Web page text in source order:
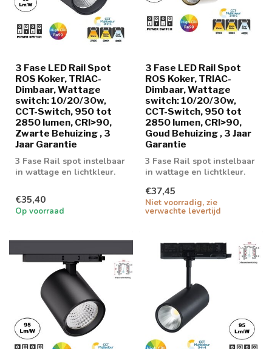
3 Fase LED Rail Spot
ROS Koker, TRIAC-
Dimbaar, Wattage
switch: 10/20/30w,
CCT-Switch, 950 tot
2850 lumen, CRI>90,
Zwarte Behuizing , 3
Jaar Garantie
3 Fase Rail spot instelbaar
in wattage en lichtkleur.
€35,40
Op voorraad
3 Fase LED Rail Spot
ROS Koker, TRIAC-
Dimbaar, Wattage
switch: 10/20/30w,
CCT-Switch, 950 tot
2850 lumen, CRI>90,
Goud Behuizing , 3 Jaar
Garantie
3 Fase Rail spot instelbaar
in wattage en lichtkleur.
€37,45
Niet voorradig, zie
verwachte levertijd